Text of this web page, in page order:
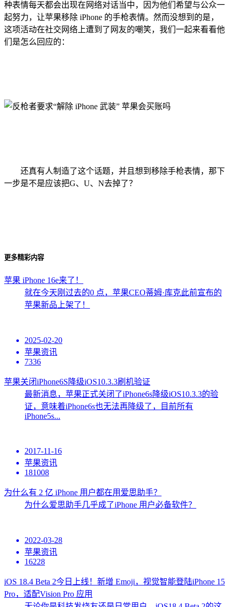
种表情每天都会出现在网络对话当中，因为他们希望与公众一
起努力，让苹果移除 iPhone 的手枪表情。然而没想到的是，
这项活动在社交网络上遭到了网友的嘲笑，我们一起来看看他
们是怎么回应的：
还真有人制造了这个话题，并且想到移除手枪表情，那下
一步是不是应该把G、U、N去掉了？
更多精彩内容
苹果 iPhone 16e来了！
就在今天刚过去的0 点，苹果CEO蒂姆·库克此前宣布的
苹果新品上架了！
2025-02-20
苹果资讯
7336
苹果关闭iPhone6S降级iOS10.3.3刷机验证
最新消息，苹果正式关闭了iPhone6s降级iOS10.3.3的验
证，意味着iPhone6s也无法再降级了，目前所有
iPhone5s...
2017-11-16
苹果资讯
181008
为什么有 2 亿 iPhone 用户都在用爱思助手？
为什么爱思助手几乎成了iPhone 用户必备软件？
2022-03-28
苹果资讯
16228
iOS 18.4 Beta 2今日上线！新增 Emoji，视觉智能登陆iPhone 15
Pro，适配Vision Pro 应用